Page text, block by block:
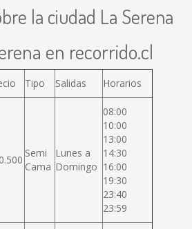
la ciudad La Serena
en recorrido.cl
Tipo Salidas Horarios
Semi
Cama
Lunes a
Domingo
08:00
10:00
13:00
14:30
16:00
19:30
23:40
23:59